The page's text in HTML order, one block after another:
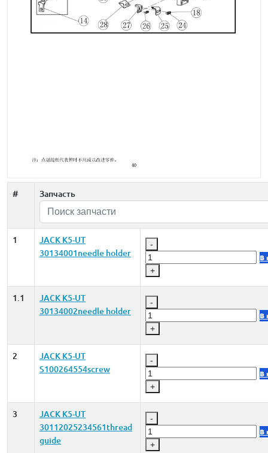
# Запчасть
1
JACK K5-UT
30134001needle holder
-
+
В
1.1
JACK K5-UT
30134002needle holder
-
+
В
2
JACK K5-UT
S100264554screw
-
+
В
3
JACK K5-UT
30112025234561thread
guide
-
+
В